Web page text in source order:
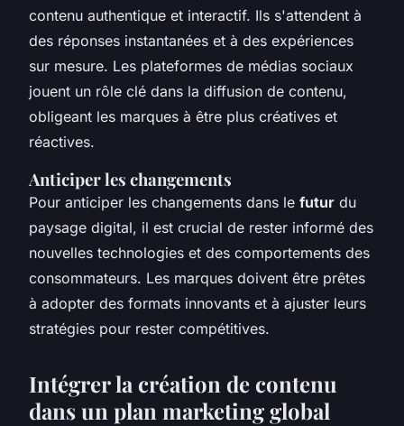
contenu authentique et interactif. Ils s'attendent à
des réponses instantanées et à des expériences
sur mesure. Les plateformes de médias sociaux
jouent un rôle clé dans la diffusion de contenu,
obligeant les marques à être plus créatives et
réactives.
Anticiper les changements
Pour anticiper les changements dans le futur du
paysage digital, il est crucial de rester informé des
nouvelles technologies et des comportements des
consommateurs. Les marques doivent être prêtes
à adopter des formats innovants et à ajuster leurs
stratégies pour rester compétitives.
Intégrer la création de contenu
dans un plan marketing global